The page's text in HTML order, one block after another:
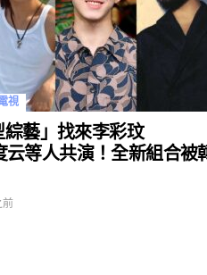
視
藝」找來李彩玟
等人共演！全新組合被
前